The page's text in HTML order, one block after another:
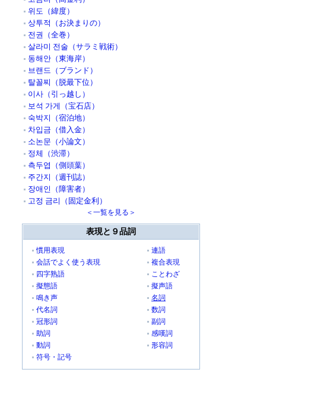
위도（緯度）
상투적（お決まりの）
전권（全巻）
살라미 전술（サラミ戦術）
동해안（東海岸）
브랜드（ブランド）
탈꼴찌（脱最下位）
이사（引っ越し）
보석 가게（宝石店）
숙박지（宿泊地）
차입금（借入金）
소논문（小論文）
정체（渋滞）
측두엽（側頭葉）
주간지（週刊誌）
장애인（障害者）
고정 금리（固定金利）
＜一覧を見る＞
表現と９品詞
慣用表現
連語
会話でよく使う表現
複合表現
四字熟語
ことわざ
擬態語
擬声語
鳴き声
名詞
代名詞
数詞
冠形詞
副詞
助詞
感嘆詞
動詞
形容詞
符号・記号